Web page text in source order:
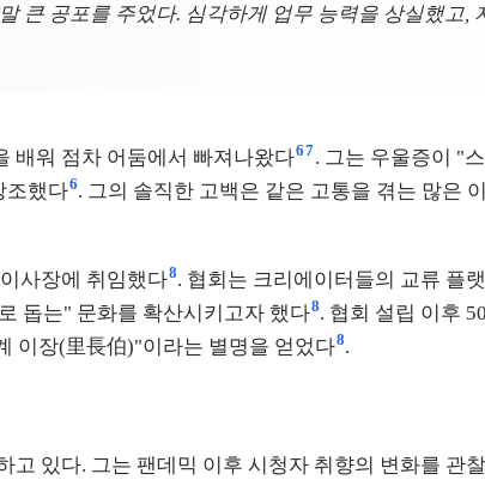
큰 공포를 주었다. 심각하게 업무 능력을 상실했고,
배워 점차 어둠에서 빠져나왔다67. 그는 우울증이 "
조했다6. 그의 솔직한 고백은 같은 고통을 겪는 많은
사장에 취임했다8. 협회는 크리에이터들의 교류 플
돕는" 문화를 확산시키고자 했다8. 협회 설립 이후
이장(里長伯)"이라는 별명을 얻었다8.
있다. 그는 팬데믹 이후 시청자 취향의 변화를 관